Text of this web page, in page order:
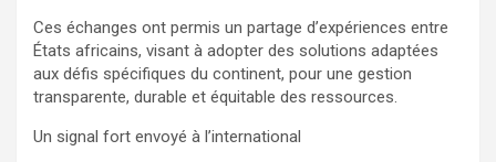
Ces échanges ont permis un partage d’expériences entre
États africains, visant à adopter des solutions adaptées
aux défis spécifiques du continent, pour une gestion
transparente, durable et équitable des ressources.
Un signal fort envoyé à l’international